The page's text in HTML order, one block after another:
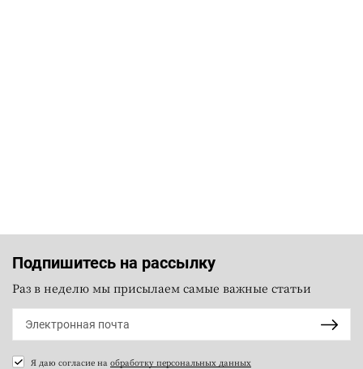
Подпишитесь на рассылку
Раз в неделю мы присылаем самые важные статьи
Я даю согласие на обработку персональных данных